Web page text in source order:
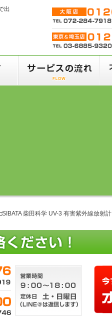
出
柴田科学 UV-3 有害紫外線放射計